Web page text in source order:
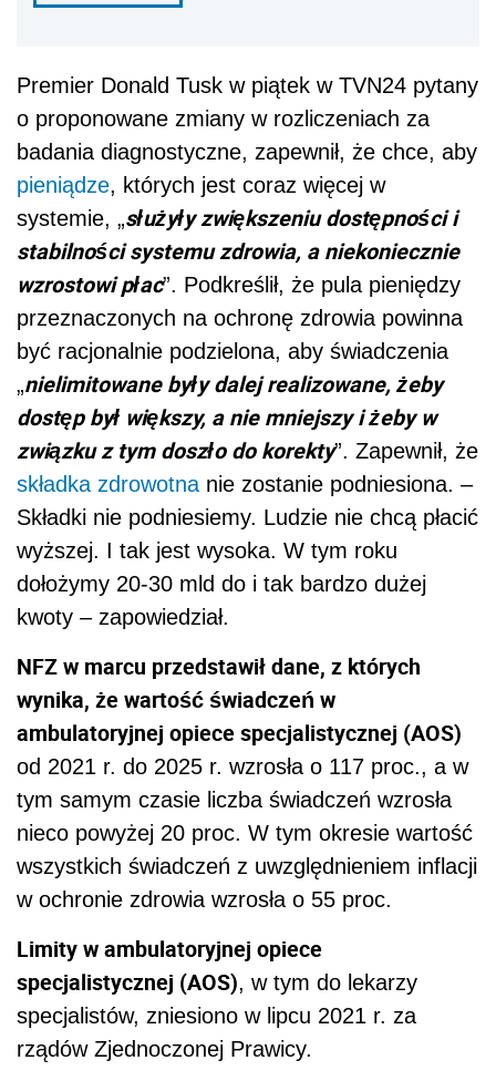
Premier Donald Tusk w piątek w TVN24 pytany
o proponowane zmiany w rozliczeniach za
badania diagnostyczne, zapewnił, że chce, aby
pieniądze, których jest coraz więcej w
systemie, „służyły zwiększeniu dostępności i
stabilności systemu zdrowia, a niekoniecznie
wzrostowi płac”. Podkreślił, że pula pieniędzy
przeznaczonych na ochronę zdrowia powinna
być racjonalnie podzielona, aby świadczenia
„nielimitowane były dalej realizowane, żeby
dostęp był większy, a nie mniejszy i żeby w
związku z tym doszło do korekty”. Zapewnił, że
składka zdrowotna nie zostanie podniesiona. –
Składki nie podniesiemy. Ludzie nie chcą płacić
wyższej. I tak jest wysoka. W tym roku
dołożymy 20-30 mld do i tak bardzo dużej
kwoty – zapowiedział.
NFZ w marcu przedstawił dane, z których
wynika, że wartość świadczeń w
ambulatoryjnej opiece specjalistycznej (AOS)
od 2021 r. do 2025 r. wzrosła o 117 proc., a w
tym samym czasie liczba świadczeń wzrosła
nieco powyżej 20 proc. W tym okresie wartość
wszystkich świadczeń z uwzględnieniem inflacji
w ochronie zdrowia wzrosła o 55 proc.
Limity w ambulatoryjnej opiece
specjalistycznej (AOS), w tym do lekarzy
specjalistów, zniesiono w lipcu 2021 r. za
rządów Zjednoczonej Prawicy.